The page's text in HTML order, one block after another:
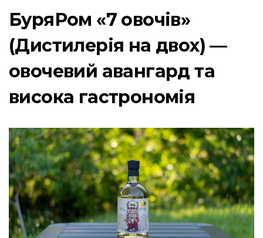
БуряРом «7 овочів»
(Дистилерія на двох) —
овочевий авангард та
висока гастрономія